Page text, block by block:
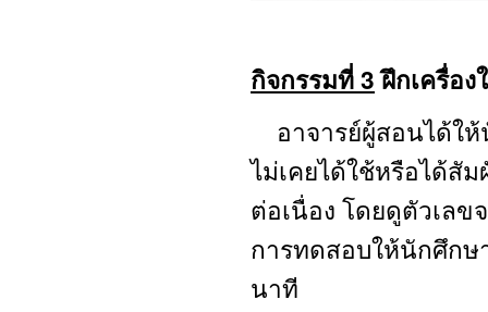
กิจกรรมที่ 3 ฝึกเครื่อ
อาจารย์ผู้สอนได้ใ
ไม่เคยได้ใช้หรือได้สั
ต่อเนื่อง โดยดูตัวเล
การทดสอบให้นักศึกษ
นาที